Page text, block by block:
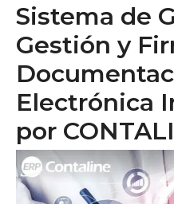
Sistema de
Gestión y
Electrónica
por